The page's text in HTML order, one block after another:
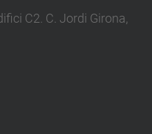
C2. C. Jordi Girona,